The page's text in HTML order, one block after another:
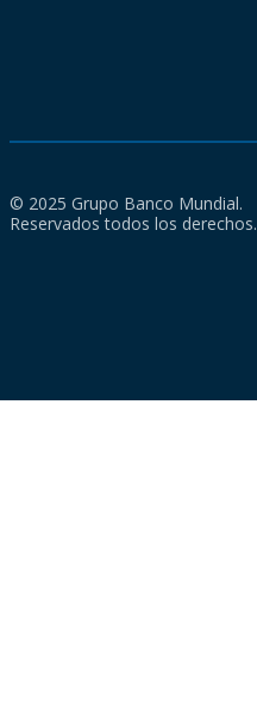
© 2025 Grupo Banco Mundial.
Reservados todos los derechos.